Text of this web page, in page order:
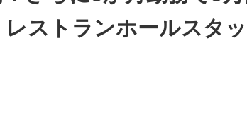
ストランホールスタ